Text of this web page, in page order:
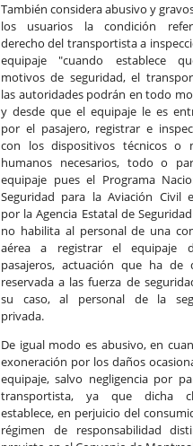
También considera abusivo y
los usuarios la condición
derecho del transportista a
equipaje "cuando establece
motivos de seguridad, el
las autoridades podrán en todo
y desde que el equipaje le es
por el pasajero, registrar e
con los dispositivos técnicos o
humanos necesarios, todo o
equipaje pues el Programa
Seguridad para la Aviación Civil
por la Agencia Estatal de
no habilita al personal de una
aérea a registrar el equipaje
pasajeros, actuación que ha de
reservada a las fuerza de
su caso, al personal de la
privada.
De igual modo es abusivo, en
exoneración por los daños
equipaje, salvo negligencia por
transportista, ya que dicha
establece, en perjuicio del
régimen de responsabilidad